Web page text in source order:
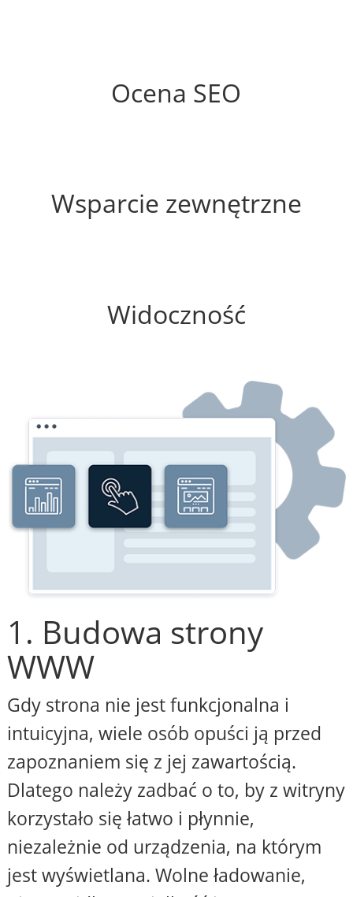
Ocena SEO
Wsparcie zewnętrzne
Widoczność
1. Budowa strony
WWW
Gdy strona nie jest funkcjonalna i
intuicyjna, wiele osób opuści ją przed
zapoznaniem się z jej zawartością.
Dlatego należy zadbać o to, by z witryny
korzystało się łatwo i płynnie,
niezależnie od urządzenia, na którym
jest wyświetlana. Wolne ładowanie,